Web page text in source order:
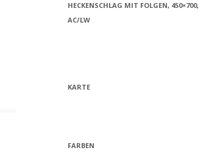
HECKENSCHLAG MIT FOLGEN, 450×700,
AC/LW
KARTE
FARBEN